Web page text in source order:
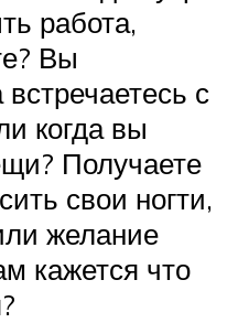
работа,
Вы
встречаетесь с
когда вы
Получаете
свои ногти,
желание
кажется что